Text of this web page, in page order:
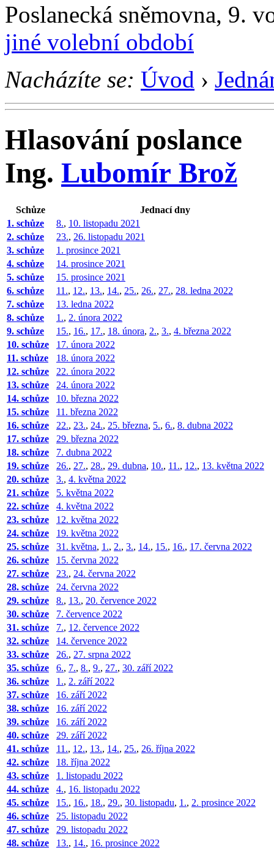
Poslanecká sněmovna, 9.
jiné volební období
Nacházíte se: Úvod ›
Hlasování poslance
Ing. Lubomír Brož
Schůze
Jednací dny
1. schůze
8., 10. listopadu 2021
2. schůze
23., 26. listopadu 2021
3. schůze
1. prosince 2021
4. schůze
14. prosince 2021
5. schůze
15. prosince 2021
6. schůze
11., 12., 13., 14., 25., 26., 27., 28. ledna 2022
7. schůze
13. ledna 2022
8. schůze
1., 2. února 2022
9. schůze
15., 16., 17., 18. února, 2., 3., 4. března 2022
10. schůze
17. února 2022
11. schůze
18. února 2022
12. schůze
22. února 2022
13. schůze
24. února 2022
14. schůze
10. března 2022
15. schůze
11. března 2022
16. schůze
22., 23., 24., 25. března, 5., 6., 8. dubna 2022
17. schůze
29. března 2022
18. schůze
7. dubna 2022
19. schůze
26., 27., 28., 29. dubna, 10., 11., 12., 13. května 2022
20. schůze
3., 4. května 2022
21. schůze
5. května 2022
22. schůze
4. května 2022
23. schůze
12. května 2022
24. schůze
19. května 2022
25. schůze
31. května, 1., 2., 3., 14., 15., 16., 17. června 2022
26. schůze
15. června 2022
27. schůze
23., 24. června 2022
28. schůze
24. června 2022
29. schůze
8., 13., 20. července 2022
30. schůze
7. července 2022
31. schůze
7., 12. července 2022
32. schůze
14. července 2022
33. schůze
26., 27. srpna 2022
35. schůze
6., 7., 8., 9., 27., 30. září 2022
36. schůze
1., 2. září 2022
37. schůze
16. září 2022
38. schůze
16. září 2022
39. schůze
16. září 2022
40. schůze
29. září 2022
41. schůze
11., 12., 13., 14., 25., 26. října 2022
42. schůze
18. října 2022
43. schůze
1. listopadu 2022
44. schůze
4., 16. listopadu 2022
45. schůze
15., 16., 18., 29., 30. listopadu, 1., 2. prosince 2022
46. schůze
25. listopadu 2022
47. schůze
29. listopadu 2022
48. schůze
13., 14., 16. prosince 2022